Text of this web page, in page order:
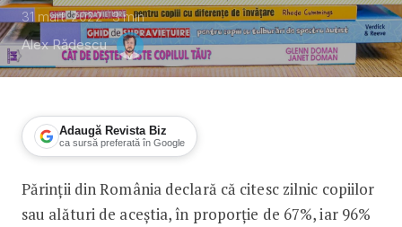
31 mart. 2022 3min
Alex Rădescu
Adaugă Revista Biz
ca sursă preferată în Google
Aproape 70% dintre părinții din
Părinții din România declară că citesc zilnic copiilor
sau alături de aceștia, în proporție de 67%, iar 96%